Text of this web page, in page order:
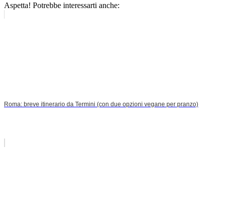
Aspetta! Potrebbe interessarti anche:
Roma: breve itinerario da Termini (con due opzioni vegane per pranzo)